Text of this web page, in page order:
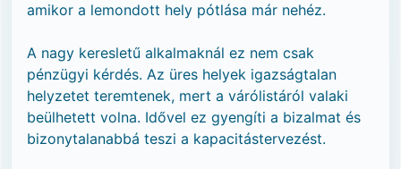
amikor a lemondott hely pótlása már nehéz.
A nagy keresletű alkalmaknál ez nem csak
pénzügyi kérdés. Az üres helyek igazságtalan
helyzetet teremtenek, mert a várólistáról valaki
beülhetett volna. Idővel ez gyengíti a bizalmat és
bizonytalanabbá teszi a kapacitástervezést.